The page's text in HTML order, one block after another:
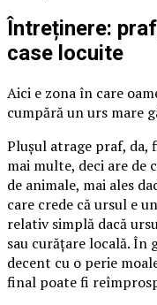
Întreținere:
case locuite
Aici e zona în care
cumpără un urs mare
Plușul atrage praf, da,
mai multe, deci are de
de animale, mai ales
care crede că ursul e
relativ simplă dacă
sau curățare locală. În
decent cu o perie
final poate fi